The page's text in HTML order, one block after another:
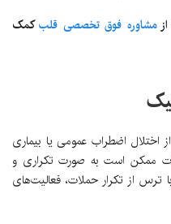
ازمشاوره فوق تخصصی قلبکمک
اضطراب عمومی یا بیماری
ممکن است به صورت تکراری و
از تکرار حملات، فعالیت‌های